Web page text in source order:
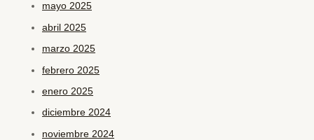
mayo 2025
abril 2025
marzo 2025
febrero 2025
enero 2025
diciembre 2024
noviembre 2024